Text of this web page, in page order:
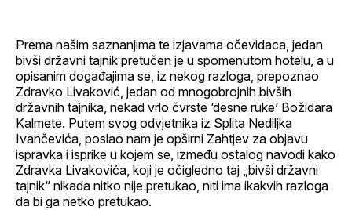
Prema našim saznanjima te izjavama očevidaca, jedan
bivši državni tajnik pretučen je u spomenutom hotelu, a u
opisanim događajima se, iz nekog razloga, prepoznao
Zdravko Livaković, jedan od mnogobrojnih bivših
državnih tajnika, nekad vrlo čvrste ‘desne ruke’ Božidara
Kalmete. Putem svog odvjetnika iz Splita Nediljka
Ivančevića, poslao nam je opširni Zahtjev za objavu
ispravka i isprike u kojem se, između ostalog navodi kako
Zdravka Livakovića, koji je očigledno taj „bivši državni
tajnik“ nikada nitko nije pretukao, niti ima ikakvih razloga
da bi ga netko pretukao.